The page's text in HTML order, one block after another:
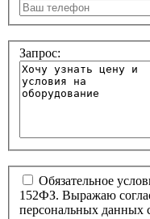
Запрос:
Обязательное
152ФЗ. Выражаю
персональных данных